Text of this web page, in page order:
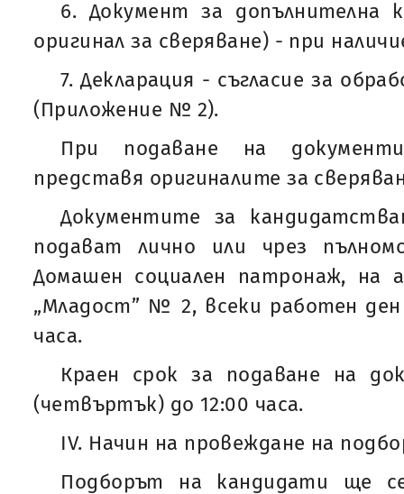
6. Документ за допълнителна
оригинал за сверяване) - при
7. Декларация - съгласие за
(Приложение № 2).
При подаване на
представя оригиналите за
Документите за
подават лично или чрез
Домашен социален патронаж, на
„Младост” № 2, всеки работен
часа.
Краен срок за подаване на
(четвъртък) до 12:00 часа.
IV. Начин на провеждане на
Подборът на кандидати ще